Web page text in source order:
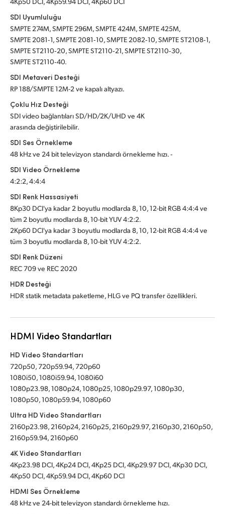
SDI Uyumluluğu
SMPTE 274M, SMPTE 296M, SMPTE 424M, SMPTE 425M,
SMPTE 2081‑1, SMPTE 2081‑10, SMPTE 2082‑10, SMPTE ST2108‑1,
SMPTE ST2110‑20, SMPTE ST2110‑21, SMPTE ST2110‑30,
SMPTE ST2110‑40.
SDI Metaveri Desteği
RP 188/SMPTE 12M-2 ve kapalı altyazı.
Çoklu Hız Desteği
SDI video bağlantıları SD/HD/2K/UHD ve 4K
arasında değiştirilebilir.
SDI Ses Örnekleme
48 kHz ve 24 bit televizyon standardı örnekleme hızı. ‑
SDI Video Örnekleme
4:2:2, 4:4:4
SDI Renk Hassasiyeti
8Kp30 DCI'ya kadar 2 boyutlu modlarda 8, 10, 12-bit RGB 4:4:4 ve
tüm 2 boyutlu modlarda 8, 10-bit YUV 4:2:2.
2Kp60 DCI'ya kadar 3 boyutlu modlarda 8, 10, 12-bit RGB 4:4:4 ve
tüm 3 boyutlu modlarda 8, 10-bit YUV 4:2:2.
SDI Renk Düzeni
REC 709 ve REC 2020
HDR Desteği
HDR statik metadata paketleme, HLG ve PQ transfer özellikleri.
HDMI Video Standartları
HD Video Standartları
720p50, 720p59.94, 720p60
1080i50, 1080i59.94, 1080i60
1080p23.98, 1080p24, 1080p25, 1080p29.97, 1080p30,
1080p50, 1080p59.94, 1080p60
Ultra HD Video Standartları
2160p23.98, 2160p24, 2160p25, 2160p29.97, 2160p30, 2160p50,
2160p59.94, 2160p60
4K Video Standartları
4Kp23.98 DCI, 4Kp24 DCI, 4Kp25 DCI, 4Kp29.97 DCI, 4Kp30 DCI,
4Kp50 DCI, 4Kp59.94 DCI, 4Kp60 DCI
HDMI Ses Örnekleme
48 kHz ve 24-bit televizyon standardı örnekleme hızı.